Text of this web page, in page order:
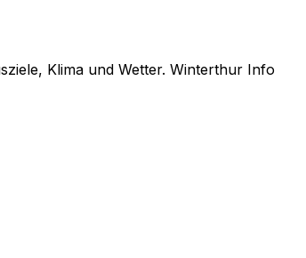
Klima und Wetter. Winterthur Info